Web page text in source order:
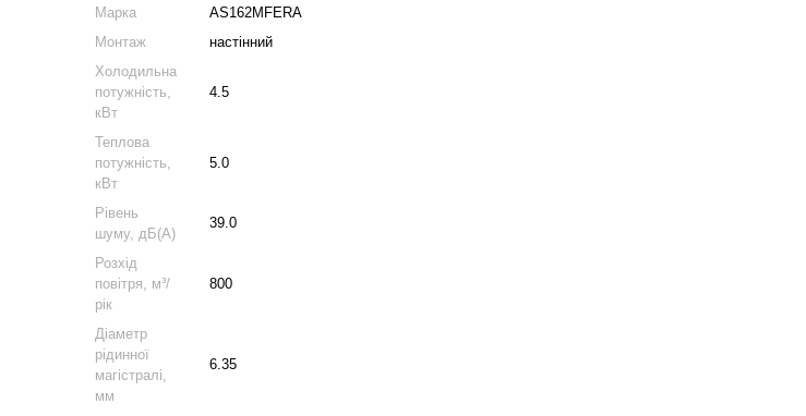
Марка
AS162MFERA
Монтаж
настінний
Холодильна
потужність,
кВт
4.5
Теплова
потужність,
кВт
5.0
Рівень
шуму, дБ(А)
39.0
Розхід
повітря, м³/
рік
800
Діаметр
рідинної
магістралі,
мм
6.35